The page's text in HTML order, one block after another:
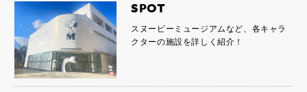
SPOT
スヌーピーミュージアムなど、各キャラ
クターの施設を詳しく紹介！